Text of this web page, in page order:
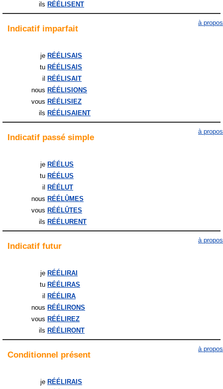
ils RÉÉLISENT
Indicatif imparfait
à propos
je RÉÉLISAIS
tu RÉÉLISAIS
il
RÉÉLISAIT
nous RÉÉLISIONS
vous RÉÉLISIEZ
ils RÉÉLISAIENT
Indicatif passé simple
à propos
je RÉÉLUS
tu RÉÉLUS
il
RÉÉLUT
nous RÉÉLÛMES
vous RÉÉLÛTES
ils RÉÉLURENT
Indicatif futur
à propos
je RÉÉLIRAI
tu RÉÉLIRAS
il
RÉÉLIRA
nous RÉÉLIRONS
vous RÉÉLIREZ
ils RÉÉLIRONT
Conditionnel présent
à propos
je RÉÉLIRAIS